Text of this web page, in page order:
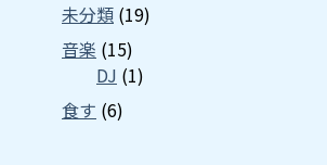
未分類 (19)
音楽 (15)
DJ (1)
食す (6)